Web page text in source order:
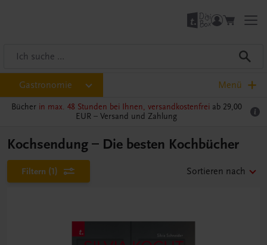
Gastronomie Menü
Bücher in max. 48 Stunden bei Ihnen, versandkostenfrei ab 29,00
EUR – Versand und Zahlung
Kochsendung – Die besten Kochbücher
Filtern (1) Sortieren nach